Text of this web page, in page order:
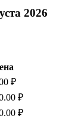
2026
₽
₽
₽